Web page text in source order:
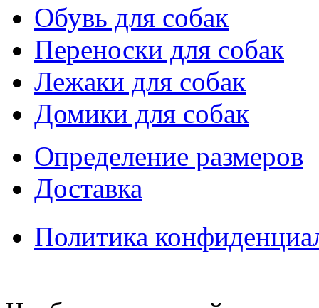
Обувь для собак
Переноски для собак
Лежаки для собак
Домики для собак
Определение размеров
Доставка
Политика